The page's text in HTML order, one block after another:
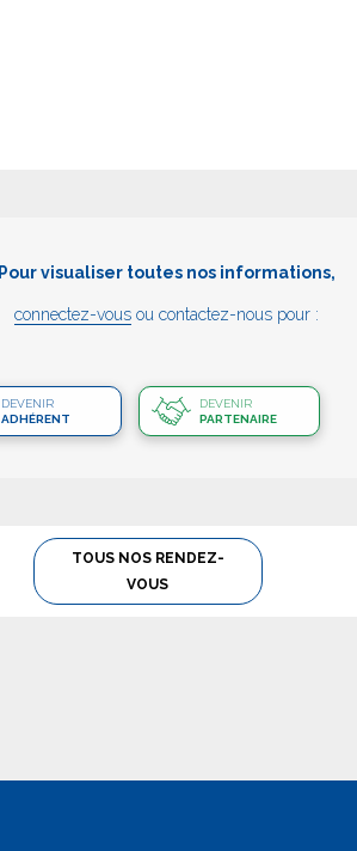
Pour visualiser toutes nos informations,
connectez-vousou contactez-nous pour :
DEVENIR
ADHÉRENT
DEVENIR
PARTENAIRE
TOUS NOS RENDEZ-
VOUS